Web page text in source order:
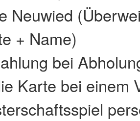
Neuwied
+ Name)
bei
Karte bei einem